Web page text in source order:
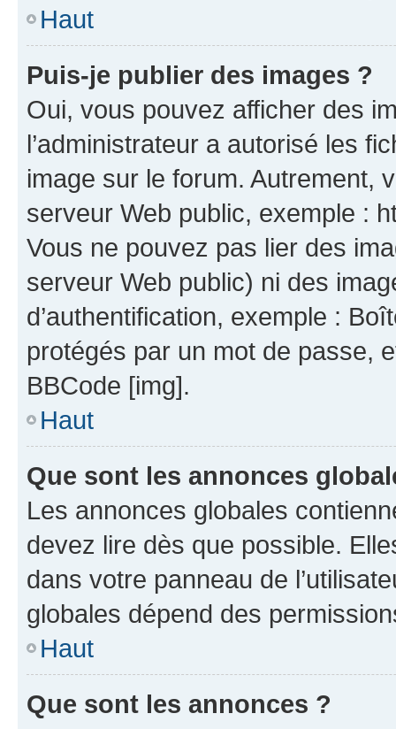
Haut
Puis-je publier des images ?
Oui, vous pouvez afficher des
l’administrateur a autorisé les
image sur le forum. Autrement,
serveur Web public, exemple :
Vous ne pouvez pas lier des
serveur Web public) ni des
d’authentification, exemple :
protégés par un mot de passe,
BBCode [img].
Haut
Que sont les annonces
Les annonces globales
devez lire dès que possible.
dans votre panneau de
globales dépend des
Haut
Que sont les annonces ?